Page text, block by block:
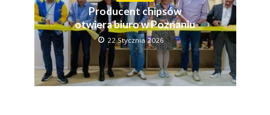
Producent chipsów
otwiera biuro w Poznaniu
22 Stycznia 2026